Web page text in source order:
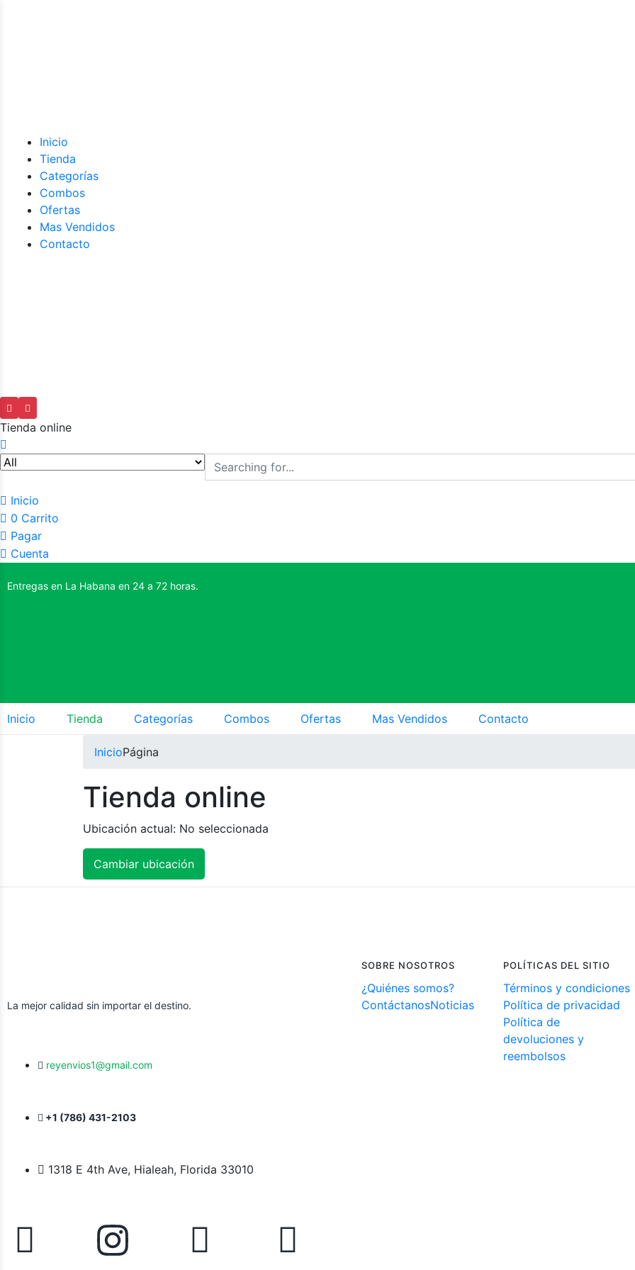
Inicio
Tienda
Categorías
Combos
Ofertas
Mas Vendidos
Contacto
Tienda online
Inicio
0 Carrito
Pagar
Cuenta
Entregas en La Habana en 24 a 72 horas.
Inicio Tienda Categorías Combos Ofertas Mas Vendidos Contacto
InicioPágina
Tienda online
Ubicación actual: No seleccionada
Cambiar ubicación
La mejor calidad sin importar el destino.
reyenvios1@gmail.com
+1 (786) 431-2103
1318 E 4th Ave, Hialeah, Florida 33010
SOBRE NOSOTROS
¿Quiénes somos?
ContáctanosNoticias
POLÍTICAS DEL SITIO
Términos y condiciones
Política de privacidad
Política de
devoluciones y
reembolsos